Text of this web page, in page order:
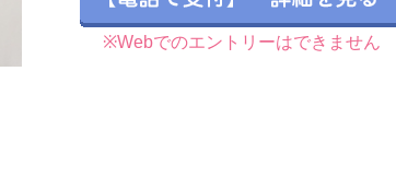
※Webでのエントリーはできません